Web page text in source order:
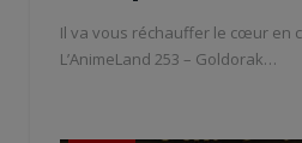
Il va vous réchauffer le cœur en
L’AnimeLand 253 – Goldorak…